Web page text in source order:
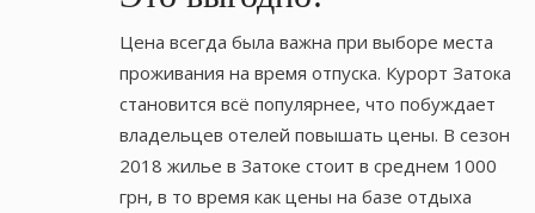
Цена всегда была важна при выборе места
проживания на время отпуска. Курорт Затока
становится всё популярнее, что побуждает
владельцев отелей повышать цены. В сезон
2018 жилье в Затоке стоит в среднем 1000
грн, в то время как цены на базе отдыха